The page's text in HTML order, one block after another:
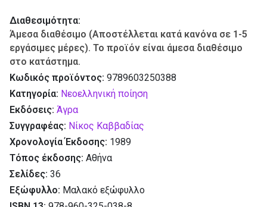
Διαθεσιμότητα:
Άμεσα διαθέσιμο (Αποστέλλεται κατά κανόνα σε 1-5
εργάσιμες μέρες). Το προϊόν είναι άμεσα διαθέσιμο
στο κατάστημα.
Κωδικός προϊόντος: 9789603250388
Κατηγορία: Νεοελληνική ποίηση
Εκδόσεις: Άγρα
Συγγραφέας: Νίκος Καββαδίας
Χρονολογία Έκδοσης: 1989
Τόπος έκδοσης: Αθήνα
Σελίδες: 36
Εξώφυλλο: Μαλακό εξώφυλλο